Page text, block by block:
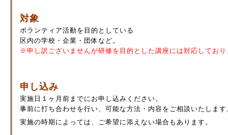
対象
ボランティア活動を目的としている
区内の学校・企業・団体など。
※申し訳ございませんが研修を目的とした講座には対応しており
申し込み
実施日１ヶ月前までにお申し込みください。
事前に打ち合わせを行い、可能な方法・内容をご相談いたします
実施の時期によっては、ご希望に添えない場合もあります。